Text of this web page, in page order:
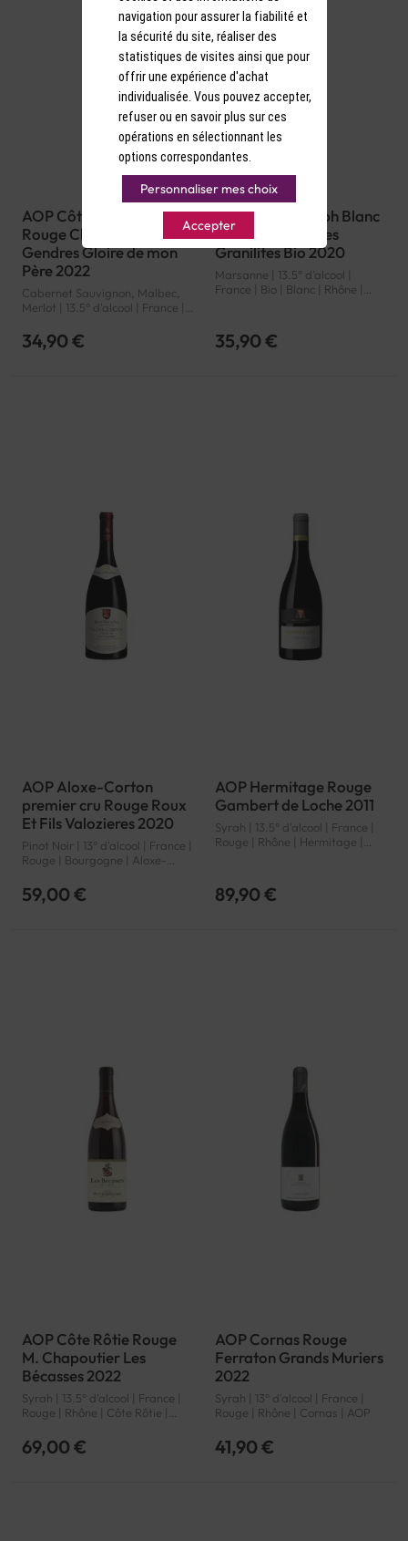
AOP Côtes de Bergerac
Rouge Château Tour des
Gendres Gloire de mon
Père 2022
Cabernet Sauvignon, Malbec,
Merlot | 13.5° d'alcool | France |
Bergerac | AOP
34,90 €
AOP Saint-Joseph Blanc
M. Chapoutier Les
Granilites Bio 2020
Marsanne | 13.5° d'alcool |
France | Bio | Blanc | Rhône |
35,90 €
AOP Aloxe-Corton
premier cru Rouge Roux
Et Fils Valozieres 2020
Pinot Noir | 13° d'alcool | France |
Rouge | Bourgogne | Aloxe-
59,00 €
AOP Hermitage Rouge
Gambert de Loche 2011
Syrah | 13.5° d'alcool | France |
Rouge | Rhône | Hermitage |
89,90 €
AOP Côte Rôtie Rouge
M. Chapoutier Les
Bécasses 2022
Syrah | 13.5° d'alcool | France |
Rouge | Rhône | Côte Rôtie |
69,00 €
AOP Cornas Rouge
Ferraton Grands Muriers
2022
Syrah | 13° d'alcool | France |
Rouge | Rhône | Cornas | AOP
41,90 €
navigation pour assurer la fiabilité et
la sécurité du site, réaliser des
statistiques de visites ainsi que pour
offrir une expérience d'achat
individualisée. Vous pouvez accepter,
refuser ou en savoir plus sur ces
opérations en sélectionnant les
options correspondantes.
Personnaliser mes choix
Accepter